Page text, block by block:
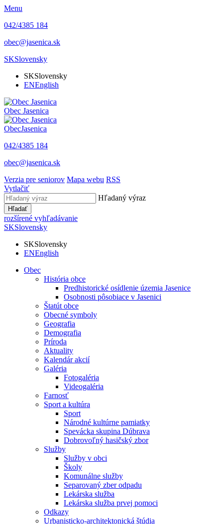
Menu
042/4385 184
obec@jasenica.sk
SKSlovensky
SKSlovensky
ENEnglish
Obec Jasenica
ObecJasenica
042/4385 184
obec@jasenica.sk
Verzia pre seniorov Mapa webu RSS
Vytlačiť
Hľadaný výraz
Hľadať
rozšírené vyhľadávanie
SKSlovensky
SKSlovensky
ENEnglish
Obec
História obce
Predhistorické osídlenie územia Jasenice
Osobnosti pôsobiace v Jasenici
Štatút obce
Obecné symboly
Geografia
Demografia
Príroda
Aktuality
Kalendár akcií
Galéria
Fotogaléria
Videogaléria
Farnosť
Sport a kultúra
Sport
Národné kultúrne pamiatky
Spevácka skupina Dúbrava
Dobrovoľný hasičský zbor
Služby
Služby v obci
Školy
Komunálne služby
Separovaný zber odpadu
Lekárska služba
Lekárska služba prvej pomoci
Odkazy
Urbanisticko-architektonická štúdia